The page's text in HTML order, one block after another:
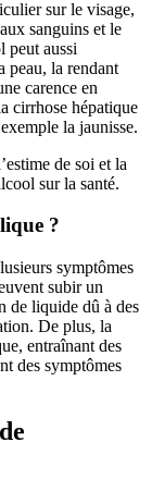
sur le visage,
sanguins et le
peut aussi
peau, la rendant
carence en
cirrhose hépatique
la jaunisse.
de soi et la
sur la santé.
?
symptômes
subir un
de liquide dû à des
De plus, la
entraînant des
des symptômes